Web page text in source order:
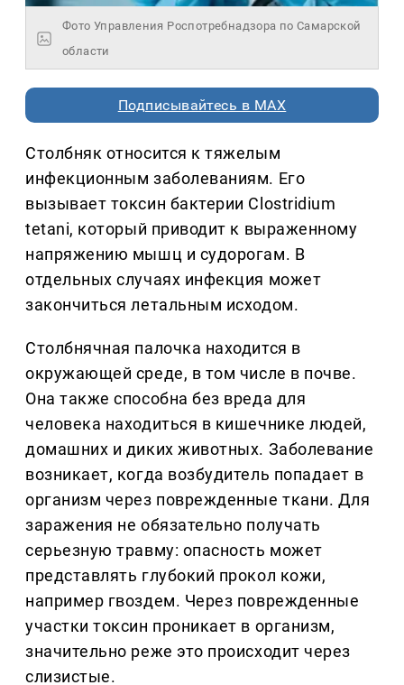
Фото Управления Роспотребнадзора по Самарской
области
Подписывайтесь в MAX
Столбняк относится к тяжелым
инфекционным заболеваниям. Его
вызывает токсин бактерии Clostridium
tetani, который приводит к выраженному
напряжению мышц и судорогам. В
отдельных случаях инфекция может
закончиться летальным исходом.
Столбнячная палочка находится в
окружающей среде, в том числе в почве.
Она также способна без вреда для
человека находиться в кишечнике людей,
домашних и диких животных. Заболевание
возникает, когда возбудитель попадает в
организм через поврежденные ткани. Для
заражения не обязательно получать
серьезную травму: опасность может
представлять глубокий прокол кожи,
например гвоздем. Через поврежденные
участки токсин проникает в организм,
значительно реже это происходит через
слизистые.